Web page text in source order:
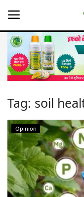
Home
About Us
Leadership
Opinion
Politics
Tag: soil
Opinion